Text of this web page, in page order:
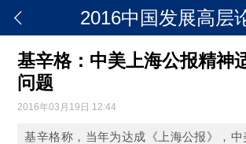
2016中国发展高层
基辛格：中美上海公报精神
问题
2016年03月19日 12:44
基辛格称，当年为达成《上海公报》，